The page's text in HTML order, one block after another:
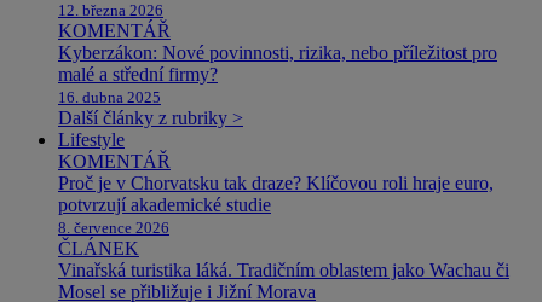
12. března 2026
KOMENTÁŘ
Kyberzákon: Nové povinnosti, rizika, nebo příležitost pro
malé a střední firmy?
16. dubna 2025
Další články z rubriky >
Lifestyle
KOMENTÁŘ
Proč je v Chorvatsku tak draze? Klíčovou roli hraje euro,
potvrzují akademické studie
8. července 2026
ČLÁNEK
Vinařská turistika láká. Tradičním oblastem jako Wachau či
Mosel se přibližuje i Jižní Morava